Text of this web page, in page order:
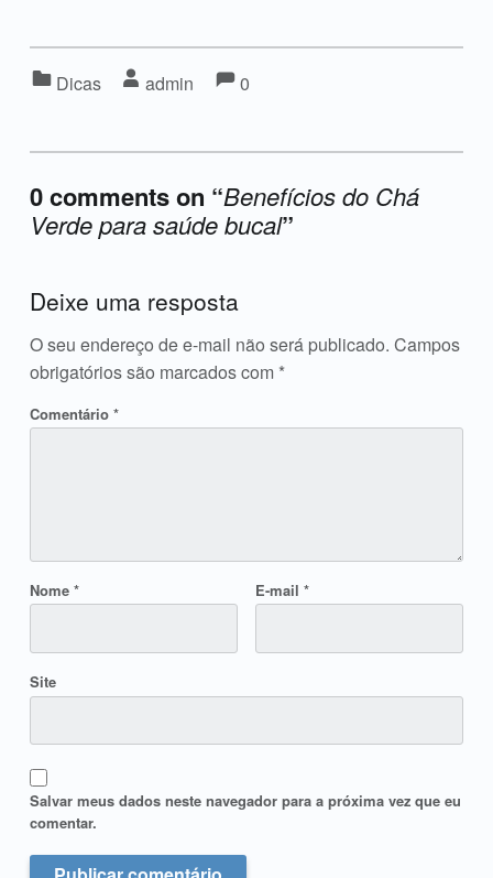
Dicas admin
Comentários:
0
0 comments on “Benefícios do Chá
Verde para saúde bucal”
Deixe uma resposta
O seu endereço de e-mail não será publicado. Campos
obrigatórios são marcados com *
Comentário *
Nome * E-mail *
Site
Salvar meus dados neste navegador para a próxima vez que eu
comentar.